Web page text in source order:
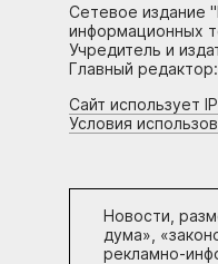
Сетевое издание
информационных
Учредитель и
Главный
Сайт использует
Условия
Новости,
дума»,
рекламно-